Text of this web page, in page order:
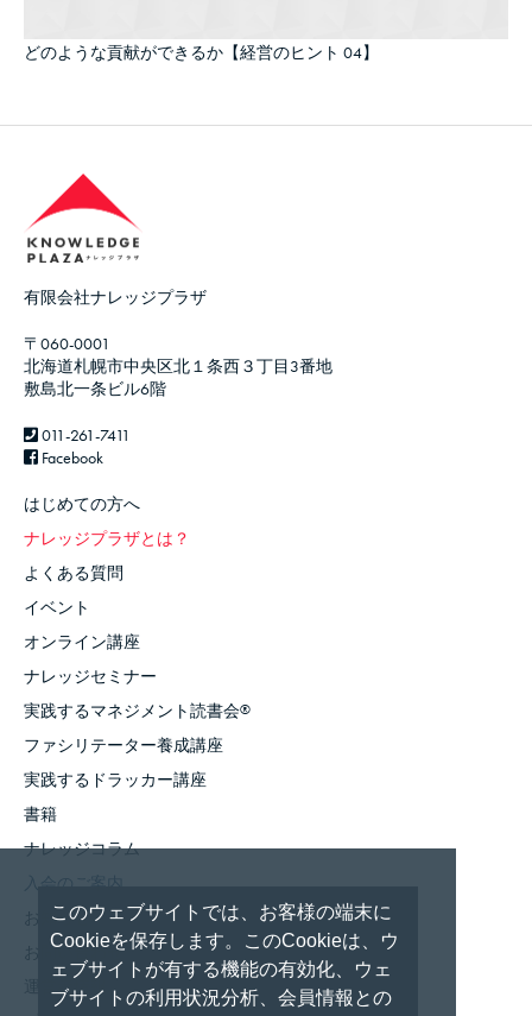
このウェブサイトでは、お客様の端末に
Cookieを保存します。このCookieは、ウ
ェブサイトが有する機能の有効化、ウェ
ブサイトの利用状況分析、会員情報との
どのような貢献ができるか【経営のヒント 04】
有限会社ナレッジプラザ
〒060-0001
北海道札幌市中央区北１条西３丁目3番地
敷島北一条ビル6階
011-261-7411
Facebook
はじめての方へ
ナレッジプラザとは？
よくある質問
イベント
オンライン講座
ナレッジセミナー
実践するマネジメント読書会®
ファシリテーター養成講座
実践するドラッカー講座
書籍
ナレッジコラム
入会のご案内
お知らせ
お問い合わせ
運営者情報